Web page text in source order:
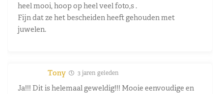
heel mooi, hoop op heel veel foto,s .
Fijn dat ze het bescheiden heeft gehouden met
juwelen.
Tony 3 jaren geleden
Ja!!! Dit is helemaal geweldig!!! Mooie eenvoudige en